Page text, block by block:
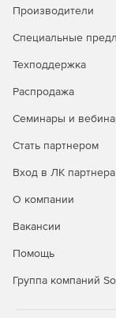
Производители
Специальные
Техподдержка
Распродажа
Семинары и
Стать партнером
Вход в ЛК партнера
О компании
Вакансии
Помощь
Группа компаний